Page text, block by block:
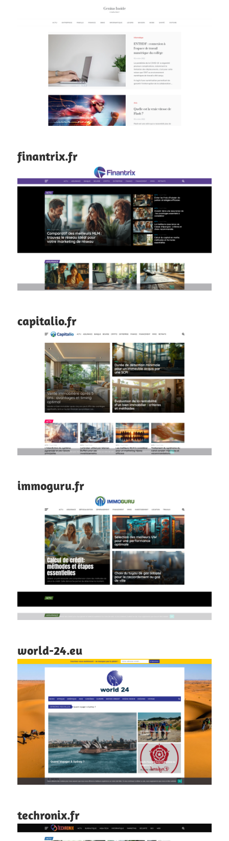
finantrix.fr
capitalio.fr
immoguru.fr
world-24.eu
techronix.fr